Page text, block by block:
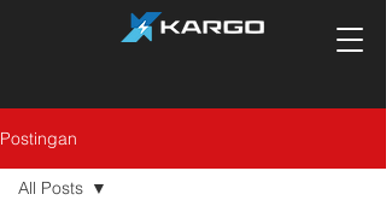
Postingan
All Posts